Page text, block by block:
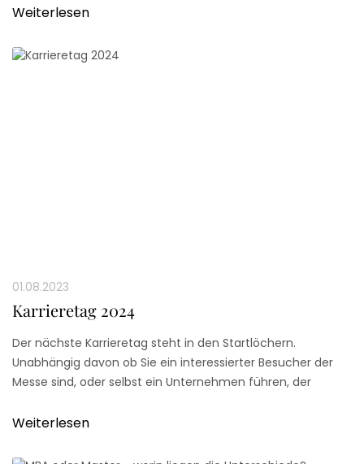
Business School (DBS) statt.
Weiterlesen
01.08.2023
Karrieretag 2024
Der nächste Karrieretag steht in den Startlöchern.
Unabhängig davon ob Sie ein interessierter Besucher der
Messe sind, oder selbst ein Unternehmen führen, der
Perspektiven und Netzwerke an.
Weiterlesen